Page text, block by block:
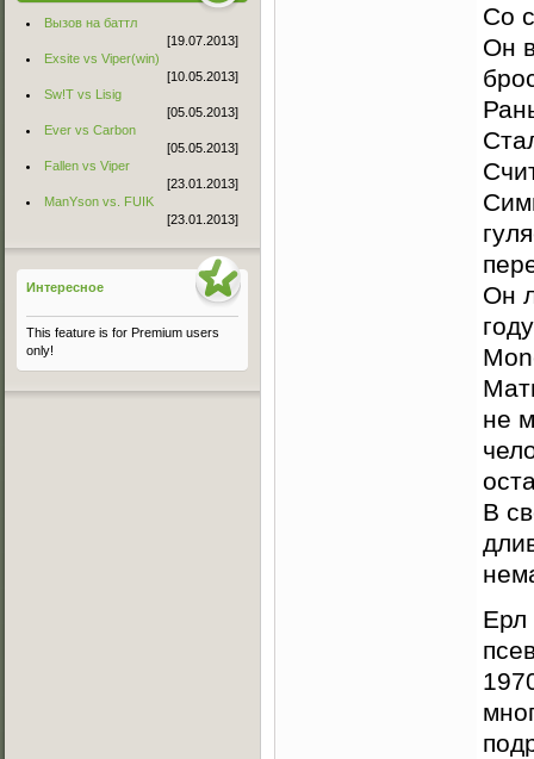
Со
Он
Он
не
В
Ерл
Вызов на баттл
[19.07.2013]
Exsite vs Viper(win)
[10.05.2013]
Sw!T vs Lisig
[05.05.2013]
Ever vs Carbon
[05.05.2013]
Fallen vs Viper
[23.01.2013]
ManYson vs. FUIK
[23.01.2013]
Интересное
This feature is for Premium users
only!